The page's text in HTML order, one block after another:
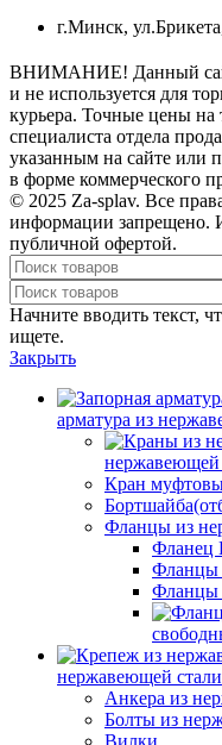
г.Минск,
ВНИМАНИЕ! Данный сайт
и не используется для
курьера. Точные цены
специалиста отдела
указанным на сайте или
в форме коммерческого
© 2025 Za-splav. Все
информации запрещено.
публичной офертой.
Начните вводить текст,
ищете.
Закрыть
арматура из
нержавеющей
Кран
Фланцы из
Фланец
Фланцы
Фланцы
нержавеющей стали
Анкера из
Болты из
Вилки